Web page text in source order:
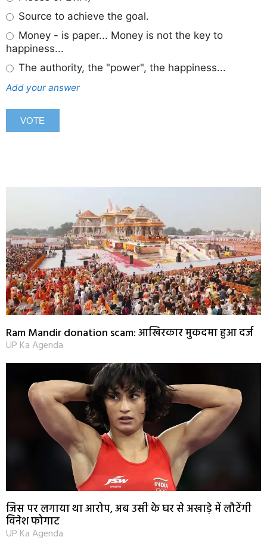
Source to achieve the goal.
Money - is paper... Money is not the key to
happiness...
The authority, the "power", the happiness...
Add your answer
Ram Mandir donation scam: आखिरकार मुकदमा हुआ दर्ज
UP Ka Agenda
जिस पर लगाया था आरोप, अब उसी के घर से अखाड़े में लौटेंगी
विनेश फोगाट
UP Ka Agenda